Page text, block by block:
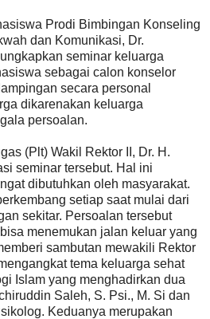
Prodi Bimbingan Konseling
dan Komunikasi, Dr.
seminar keluarga
sebagai calon konselor
secara personal
dikarenakan keluarga
persoalan.
(Plt) Wakil Rektor II, Dr. H.
seminar tersebut. Hal ini
dibutuhkan oleh masyarakat.
setiap saat mulai dari
sekitar. Persoalan tersebut
menemukan jalan keluar yang
sambutan mewakili Rektor
tema keluarga sehat
Islam yang menghadirkan dua
Saleh, S. Psi., M. Si dan
Keduanya merupakan